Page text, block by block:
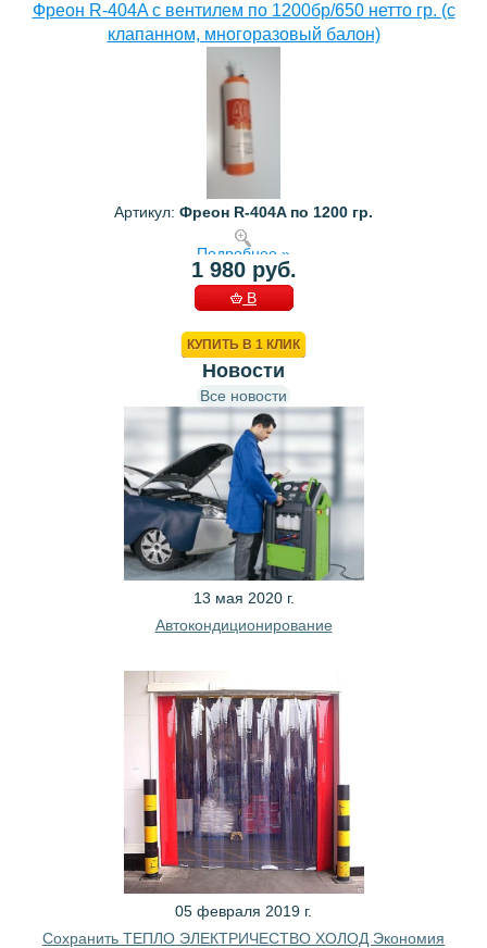
Фреон R-404A с вентилем по 1200бр/650 нетто гр. (с
клапанном, многоразовый балон)
Артикул: Фреон R-404A по 1200 гр.
Подробнее »
1 980 руб.
В
КУПИТЬ В 1 КЛИК
Новости
Все новости
13 мая 2020 г.
Автокондиционирование
05 февраля 2019 г.
Сохранить ТЕПЛО ЭЛЕКТРИЧЕСТВО ХОЛОД Экономия